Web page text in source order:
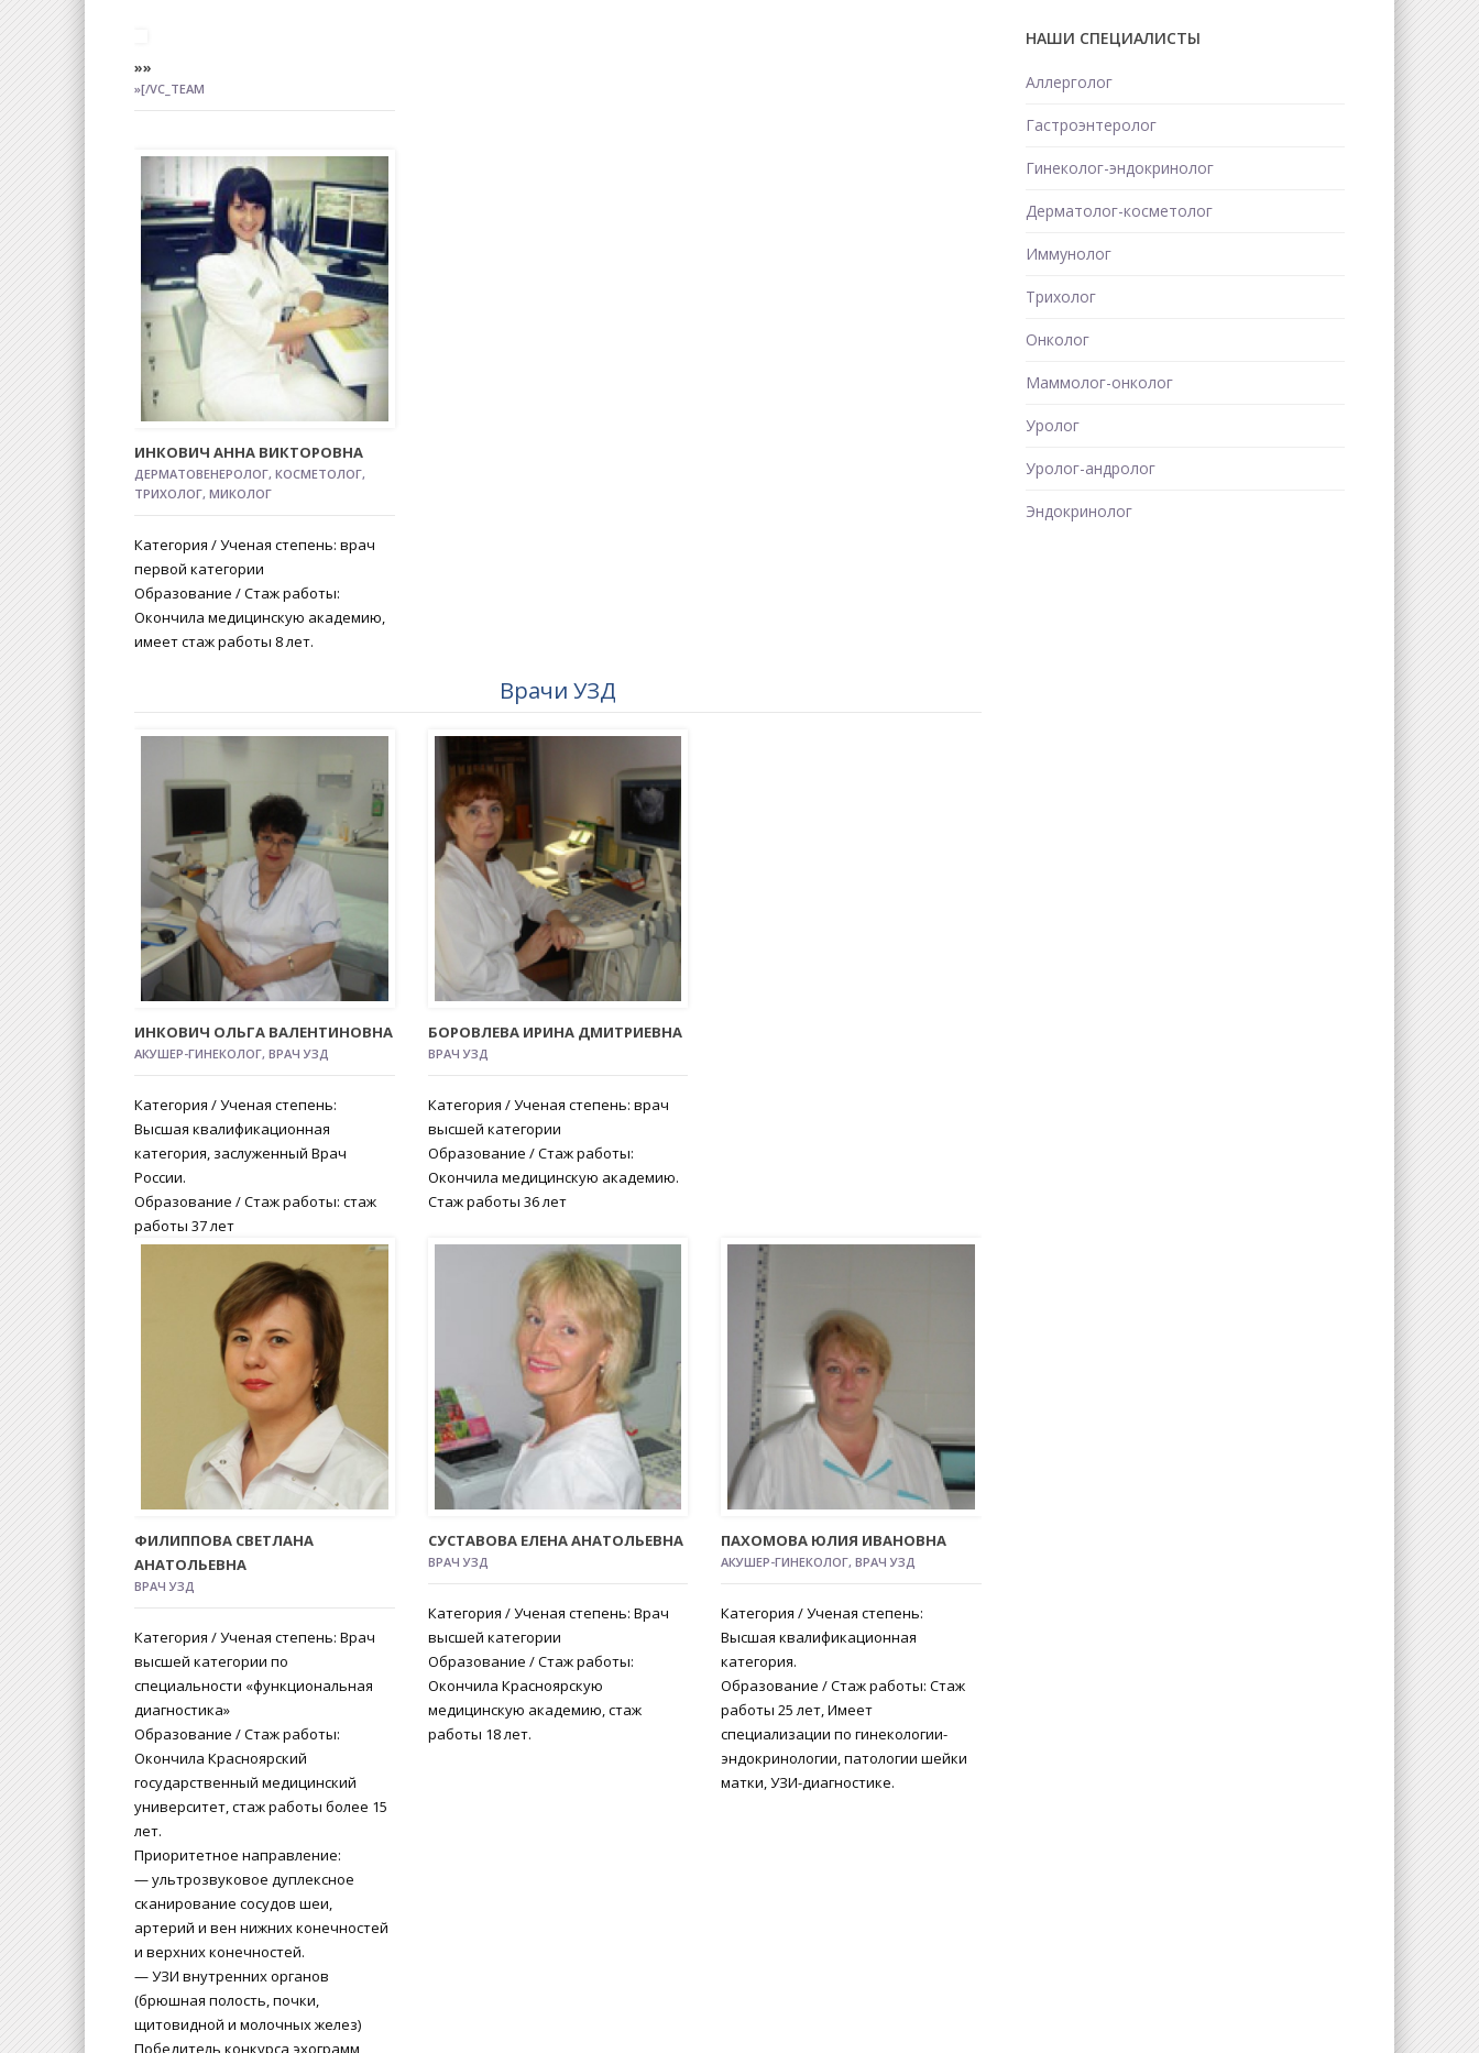
»»
»[/VC_TEAM
ИНКОВИЧ АННА ВИКТОРОВНА
ДЕРМАТОВЕНЕРОЛОГ, КОСМЕТОЛОГ,
ТРИХОЛОГ, МИКОЛОГ
Категория / Ученая степень: врач
первой категории
Образование / Стаж работы:
Окончила медицинскую академию,
имеет стаж работы 8 лет.
Врачи УЗД
ИНКОВИЧ ОЛЬГА ВАЛЕНТИНОВНА
АКУШЕР-ГИНЕКОЛОГ, ВРАЧ УЗД
Категория / Ученая степень:
Высшая квалификационная
категория, заслуженный Врач
России.
Образование / Стаж работы: стаж
работы 37 лет
БОРОВЛЕВА ИРИНА ДМИТРИЕВНА
ВРАЧ УЗД
Категория / Ученая степень: врач
высшей категории
Образование / Стаж работы:
Окончила медицинскую академию.
Стаж работы 36 лет
ФИЛИППОВА СВЕТЛАНА
АНАТОЛЬЕВНА
ВРАЧ УЗД
Категория / Ученая степень: Врач
высшей категории по
специальности «функциональная
диагностика»
Образование / Стаж работы:
Окончила Красноярский
государственный медицинский
университет, стаж работы более 15
лет.
Приоритетное направление:
— ультрозвуковое дуплексное
сканирование сосудов шеи,
артерий и вен нижних конечностей
и верхних конечностей.
— УЗИ внутренних органов
(брюшная полость, почки,
щитовидной и молочных желез)
СУСТАВОВА ЕЛЕНА АНАТОЛЬЕВНА
ВРАЧ УЗД
Категория / Ученая степень: Врач
высшей категории
Образование / Стаж работы:
Окончила Красноярскую
медицинскую академию, стаж
работы 18 лет.
ПАХОМОВА ЮЛИЯ ИВАНОВНА
АКУШЕР-ГИНЕКОЛОГ, ВРАЧ УЗД
Категория / Ученая степень:
Высшая квалификационная
категория.
Образование / Стаж работы: Стаж
работы 25 лет, Имеет
специализации по гинекологии-
эндокринологии, патологии шейки
матки, УЗИ-диагностике.
НАШИ СПЕЦИАЛИСТЫ
Аллерголог
Гастроэнтеролог
Гинеколог-эндокринолог
Дерматолог-косметолог
Иммунолог
Трихолог
Онколог
Маммолог-онколог
Уролог
Уролог-андролог
Эндокринолог